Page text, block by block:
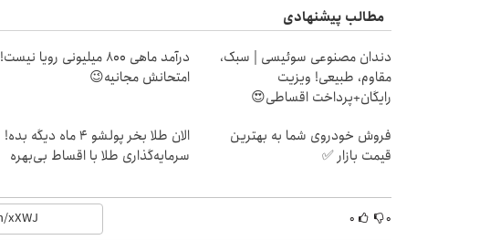
مطالب پیشنهادی
دندان مصنوعی سوئیسی | سبک،
مقاوم، طبیعی! ویزیت
رایگان+پرداخت اقساطی😍
درآمد ماهی 800 میلیونی رویا نیست!
امتحانش مجانیه😉
فروش خودروی شما به بهترین
قیمت بازار ✅
الان طلا بخر پولشو 4 ماه دیگه بده!
سرمایه‌گذاری طلا با اقساط بی‌بهره
۰ ۰